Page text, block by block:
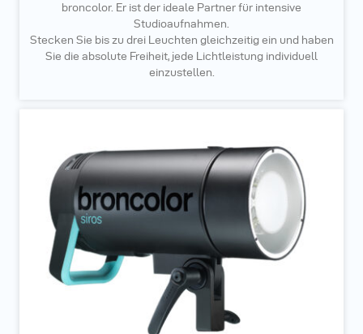
broncolor. Er ist der ideale Partner für intensive
Studioaufnahmen.
Stecken Sie bis zu drei Leuchten gleichzeitig ein und haben
Sie die absolute Freiheit, jede Lichtleistung individuell
einzustellen.